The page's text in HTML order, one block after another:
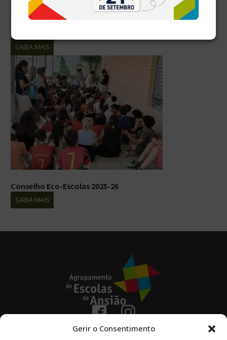
Gerir o Consentimento
Projeto Intergeracional “Sou do Tempo”
SAIBA MAIS
Conselho Eco-Escolas 2025-26
SAIBA MAIS
236 670 100